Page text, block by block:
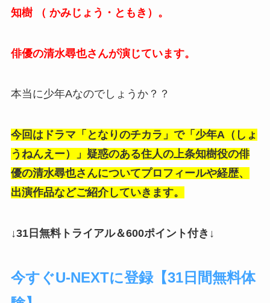
知樹 （ かみじょう・ともき）。
俳優の清水尋也さんが演じています。
本当に少年Aなのでしょうか？？
今回はドラマ「となりのチカラ」で「少年A（しょ
うねんえー）」疑惑のある住人の上条知樹役の俳
優の清水尋也さんについてプロフィールや経歴、
出演作品などご紹介していきます。
↓31日無料トライアル＆600ポイント付き↓
今すぐU-NEXTに登録【31日間無料体